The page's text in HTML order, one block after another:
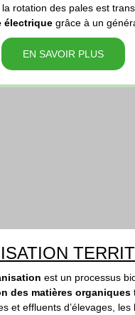
rotation des pales est
électrique grâce à un
EN SAVOIR PLUS
est un processus
des matières organiques
et effluents d’élevages, les